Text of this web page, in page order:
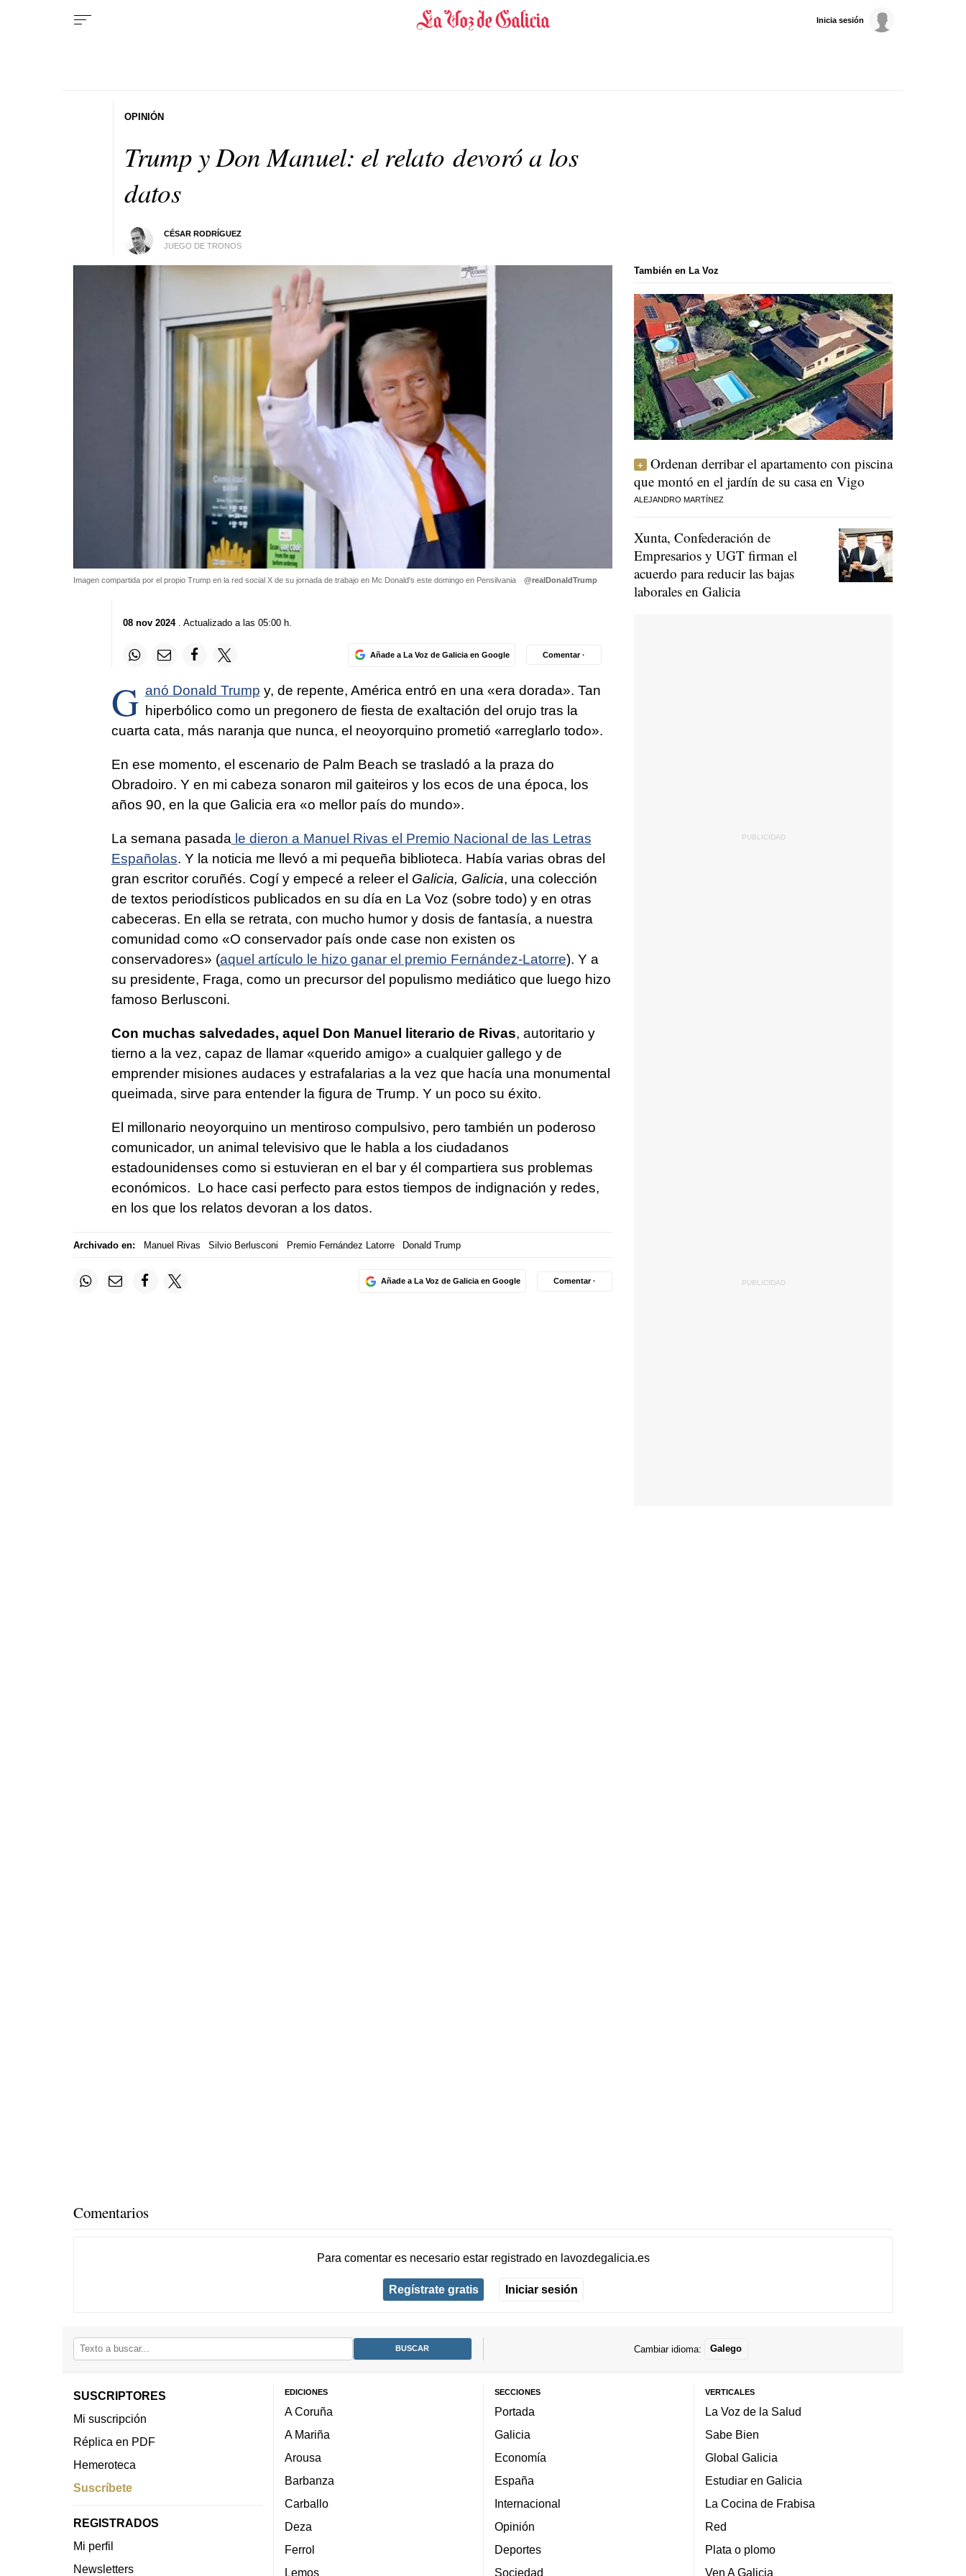
Inicia sesión
Trump y Don Manuel: el relato devoró a los
datos
CÉSAR RODRÍGUEZ
JUEGO DE TRONOS
OPINIÓN
Imagen compartida por el propio Trump en la red social X de su jornada de trabajo en Mc Donald's este domingo en Pensilvania @realDonaldTrump
08 nov 2024. Actualizado a las 05:00 h.
Añade a La Voz de Galicia en Google Comentar ·
G anó Donald Trump y, de repente, América entró en una «era dorada». Tan
hiperbólico como un pregonero de fiesta de exaltación del orujo tras la
cuarta cata, más naranja que nunca, el neoyorquino prometió «arreglarlo todo».
En ese momento, el escenario de Palm Beach se trasladó a la praza do
Obradoiro. Y en mi cabeza sonaron mil gaiteiros y los ecos de una época, los
años 90, en la que Galicia era «o mellor país do mundo».
La semana pasadale dieron a Manuel Rivas el Premio Nacional de las Letras
Españolas. Y la noticia me llevó a mi pequeña biblioteca. Había varias obras del
gran escritor coruñés. Cogí y empecé a releer el Galicia, Galicia, una colección
de textos periodísticos publicados en su día en La Voz (sobre todo) y en otras
cabeceras. En ella se retrata, con mucho humor y dosis de fantasía, a nuestra
comunidad como «O conservador país onde case non existen os
conservadores» (aquel artículo le hizo ganar el premio Fernández-Latorre). Y a
su presidente, Fraga, como un precursor del populismo mediático que luego hizo
famoso Berlusconi.
Con muchas salvedades, aquel Don Manuel literario de Rivas, autoritario y
tierno a la vez, capaz de llamar «querido amigo» a cualquier gallego y de
emprender misiones audaces y estrafalarias a la vez que hacía una monumental
queimada, sirve para entender la figura de Trump. Y un poco su éxito.
El millonario neoyorquino un mentiroso compulsivo, pero también un poderoso
comunicador, un animal televisivo que le habla a los ciudadanos
estadounidenses como si estuvieran en el bar y él compartiera sus problemas
económicos. Lo hace casi perfecto para estos tiempos de indignación y redes,
en los que los relatos devoran a los datos.
Archivado en: Manuel Rivas Silvio Berlusconi Premio Fernández Latorre Donald Trump
Añade a La Voz de Galicia en Google Comentar ·
También en La Voz
Ordenan derribar el apartamento con piscina
que montó en el jardín de su casa en Vigo
ALEJANDRO MARTÍNEZ
Xunta, Confederación de
Empresarios y UGT firman el
acuerdo para reducir las bajas
laborales en Galicia
Comentarios
Para comentar es necesario estar registradoen lavozdegalicia.es
Regístrate gratis Iniciar sesión
Cambiar idioma: Galego
SUSCRIPTORES
Mi suscripción
Réplica en PDF
Hemeroteca
Suscríbete
REGISTRADOS
Mi perfil
Newsletters
EDICIONES
A Coruña
A Mariña
Arousa
Barbanza
Carballo
Deza
Ferrol
Lemos
SECCIONES
Portada
Galicia
Economía
España
Internacional
Opinión
Deportes
Sociedad
VERTICALES
La Voz de la Salud
Sabe Bien
Global Galicia
Estudiar en Galicia
La Cocina de Frabisa
Red
Plata o plomo
Ven A Galicia